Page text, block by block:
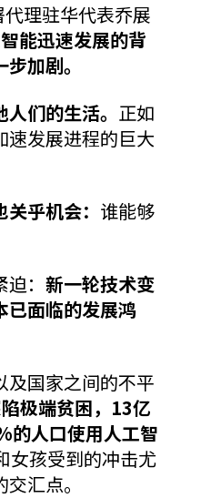
理驻华代表乔展
能迅速发展的背
加剧。
们的生活。 正如
速发展进程的巨大
乎机会： 谁能够
： 新一轮技术变
已面临的发展鸿
及国家之间的不平
极端贫困，13亿
的人口使用人工智
女孩受到的冲击尤
汇点。